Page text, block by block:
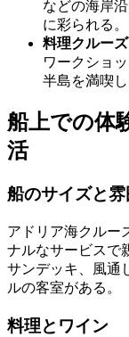
などの海岸
に彩られる。
料理クルーズ
ワークショ
半島を満喫し
船上での体
活
船のサイズと
アドリア海クルー
ナルなサービスで
サンデッキ、風通
ルの客室がある。
料理とワイン